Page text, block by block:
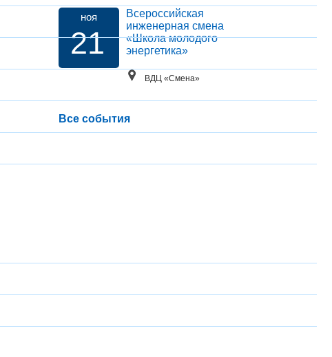
ноя
21
Всероссийская
инженерная смена
«Школа молодого
энергетика»
ВДЦ «Смена»
Все события